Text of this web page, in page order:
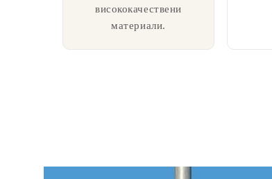
висококачествени
материали.